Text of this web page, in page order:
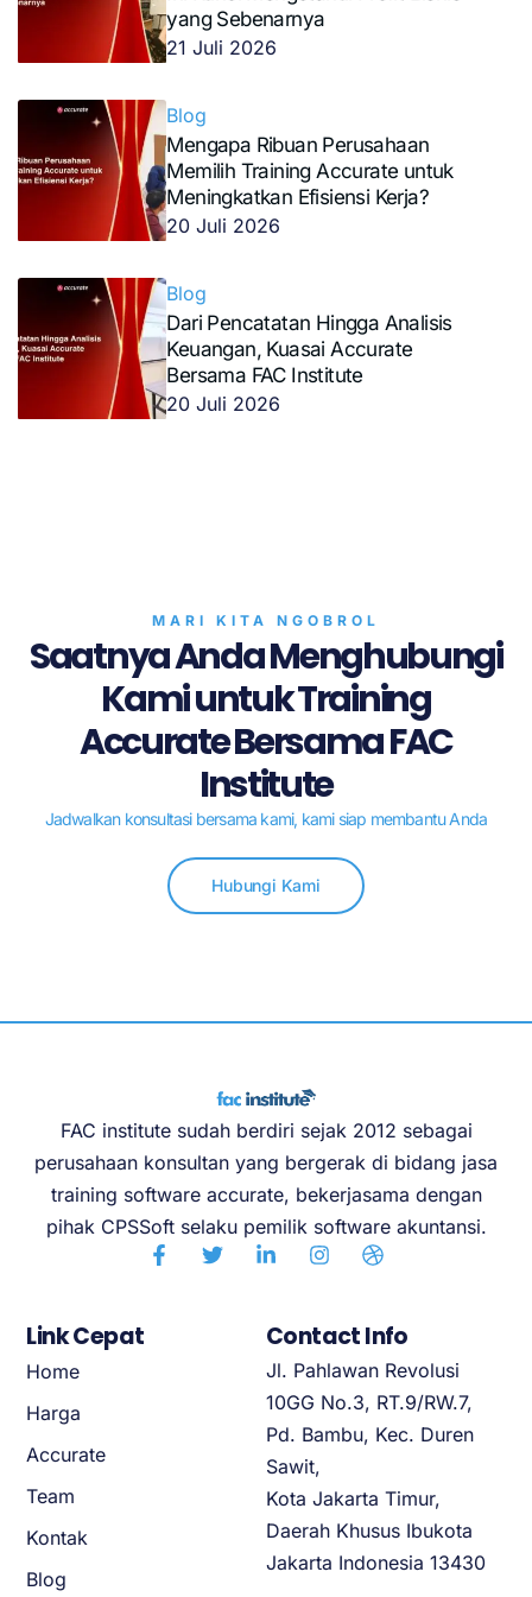
yang Sebenarnya
21 Juli 2026
Blog
Mengapa Ribuan Perusahaan
Memilih Training Accurate untuk
Meningkatkan Efisiensi Kerja?
20 Juli 2026
Blog
Dari Pencatatan Hingga Analisis
Keuangan, Kuasai Accurate
Bersama FAC Institute
20 Juli 2026
MARI KITA NGOBROL
Saatnya Anda Menghubungi
Kami untuk Training
Accurate Bersama FAC
Institute
Jadwalkan konsultasi bersama kami, kami siap membantu Anda
Hubungi Kami
FAC institute sudah berdiri sejak 2012 sebagai
perusahaan konsultan yang bergerak di bidang jasa
training software accurate, bekerjasama dengan
pihak CPSSoft selaku pemilik software akuntansi.
Link Cepat
Home
Harga
Accurate
Team
Kontak
Blog
Contact Info
Jl. Pahlawan Revolusi
10GG No.3, RT.9/RW.7,
Pd. Bambu, Kec. Duren
Sawit,
Kota Jakarta Timur,
Daerah Khusus Ibukota
Jakarta Indonesia 13430